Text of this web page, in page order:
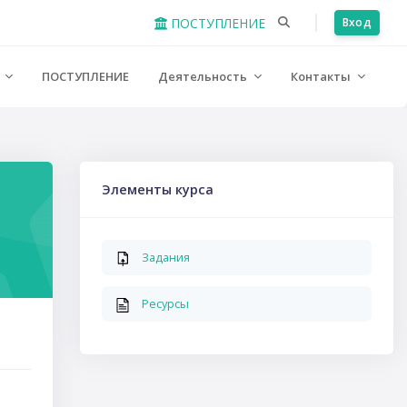
ПОСТУПЛЕНИЕ Вход
ПОСТУПЛЕНИЕ Деятельность Контакты
Элементы курса
Задания
Ресурсы